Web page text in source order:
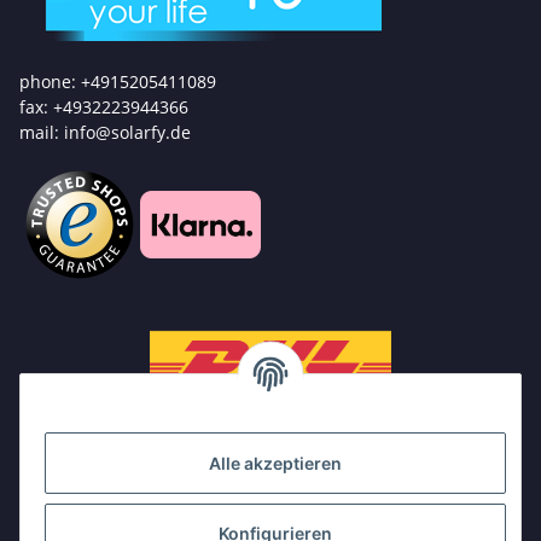
Alle akzeptieren
Konfigurieren
phone: +4915205411089
fax: +4932223944366
mail: info@solarfy.de